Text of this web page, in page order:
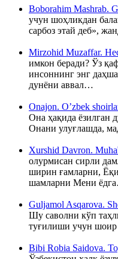
Boborahim Mashrab.
учун шоҳликдан
сарбоз этай деб»,
Mirzohid Muzaffar.
имкон беради? Ўз
инсоннинг энг
дунёни аввал…
Onajon. O’zbek
Она ҳақида ёзилган
Онани улуғлашда,
Xurshid Davron.
олурмисан сирли
ширин ғамларни,
шамларни Мени
Guljamol Asqarova.
Шу саволни кўп
туғилиши учун
Bibi Robia Saidova.